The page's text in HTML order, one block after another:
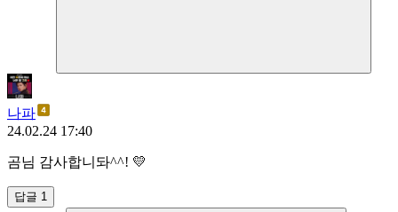
나파
24.02.24 17:40
곰님 감사합니돠^^! 💛
답글 1